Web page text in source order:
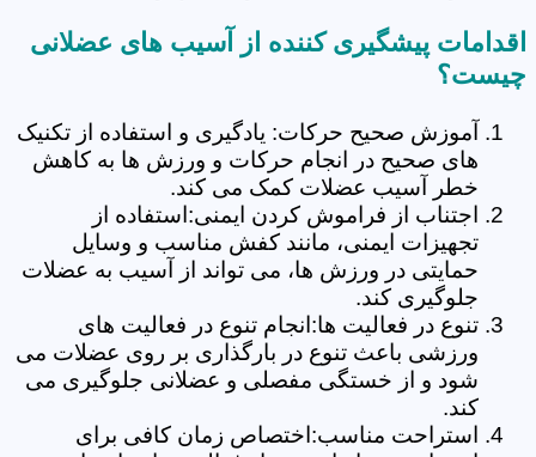
اقدامات پیشگیری کننده از آسیب های عضلانی
چیست؟
آموزش صحیح حرکات: یادگیری و استفاده از تکنیک
های صحیح در انجام حرکات و ورزش ها به کاهش
خطر آسیب عضلات کمک می کند.
اجتناب از فراموش کردن ایمنی:استفاده از
تجهیزات ایمنی، مانند کفش مناسب و وسایل
حمایتی در ورزش ها، می تواند از آسیب به عضلات
جلوگیری کند.
تنوع در فعالیت ها:انجام تنوع در فعالیت های
ورزشی باعث تنوع در بارگذاری بر روی عضلات می
شود و از خستگی مفصلی و عضلانی جلوگیری می
کند.
استراحت مناسب:اختصاص زمان کافی برای